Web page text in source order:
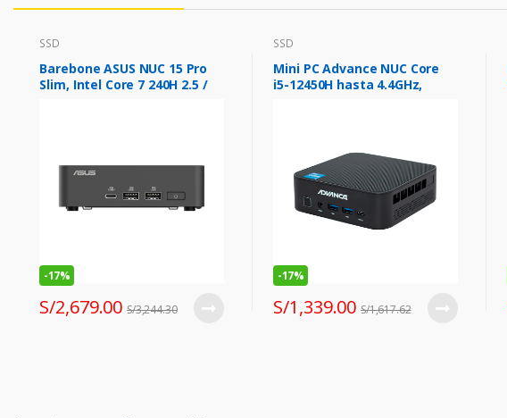
SSD
Barebone ASUS NUC 15 Pro
Slim, Intel Core 7 240H 2.5 /
-17%
S/2,679.00 S/3,244.30
SSD
Mini PC Advance NUC Core
i5-12450H hasta 4.4GHz,
-17%
S/1,339.00 S/1,617.62